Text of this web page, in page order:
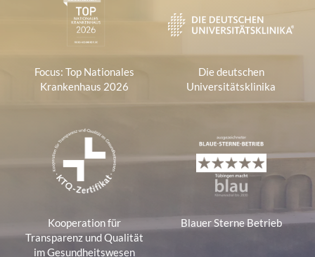
Focus: Top Nationales
Krankenhaus 2026
Die deutschen
Universitätsklinika
Kooperation für
Transparenz und Qualität
im Gesundheitswesen
Blauer Sterne Betrieb